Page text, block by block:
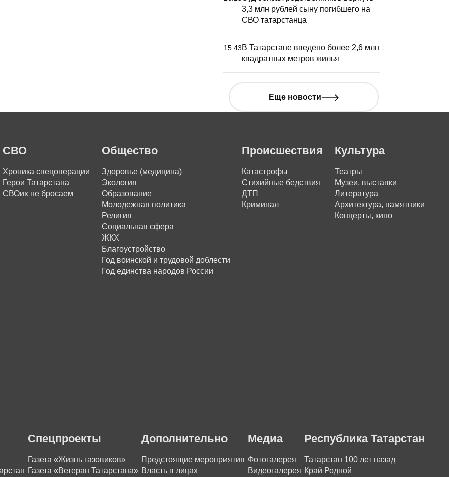
3,3 млн рублей сыну погибшего на
СВО татарстанца
15:43В Татарстане введено более 2,6 млн
квадратных метров жилья
Еще новости
СВО
Хроника спецоперации
Герои Татарстана
СВОих не бросаем
Общество
Здоровье (медицина)
Экология
Образование
Молодежная политика
Религия
Социальная сфера
ЖКХ
Благоустройство
Год воинской и трудовой доблести
Год единства народов России
Происшествия
Катастрофы
Стихийные бедствия
ДТП
Криминал
Культура
Театры
Музеи, выставки
Литература
Архитектура, памятники
Концерты, кино
Спецпроекты
Газета «Жизнь газовиков»
Газета «Ветеран Татарстана»
Дополнительно
Предстоящие мероприятия
Власть в лицах
Медиа
Фотогалерея
Видеогалерея
Республика Татарстан
Татарстан 100 лет назад
Край Родной